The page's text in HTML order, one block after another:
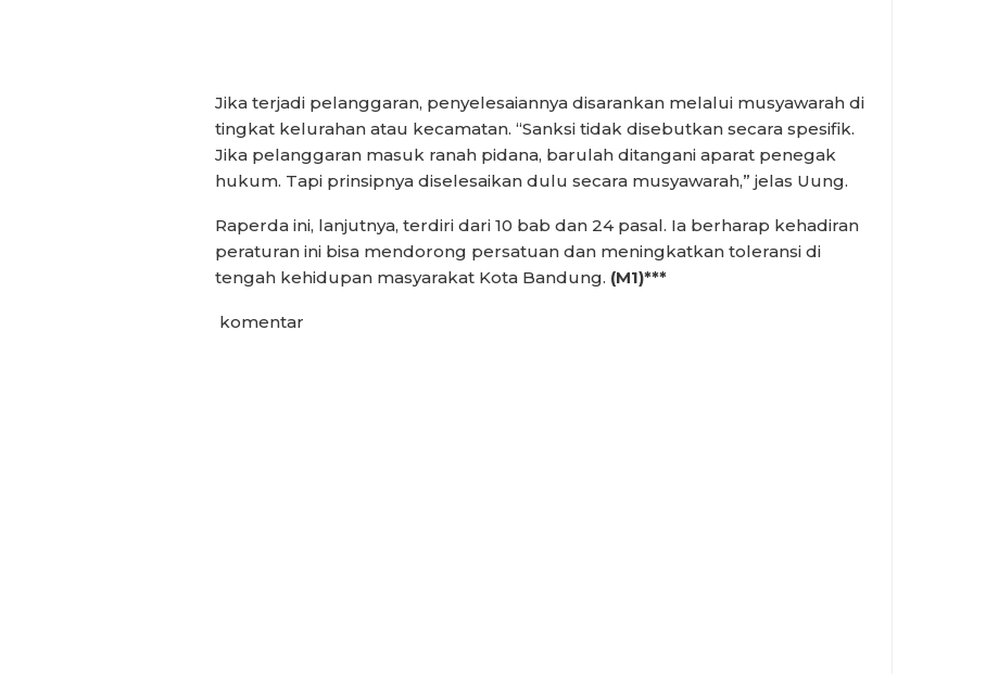
Jika terjadi pelanggaran, penyelesaiannya disarankan melalui musyawarah di
tingkat kelurahan atau kecamatan. “Sanksi tidak disebutkan secara spesifik.
Jika pelanggaran masuk ranah pidana, barulah ditangani aparat penegak
hukum. Tapi prinsipnya diselesaikan dulu secara musyawarah,” jelas Uung.
Raperda ini, lanjutnya, terdiri dari 10 bab dan 24 pasal. Ia berharap kehadiran
peraturan ini bisa mendorong persatuan dan meningkatkan toleransi di
tengah kehidupan masyarakat Kota Bandung. (M1)***
komentar